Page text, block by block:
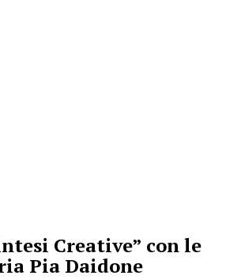
Creative” con le
Pia Daidone